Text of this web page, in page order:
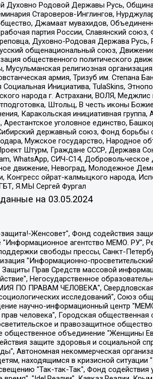
Духовно Родовой Державы Русь,
Староверов-Инглингов,
Джамаат мувахидов,
партия России, Славянский
Духовно-Родовая Держава Русь,
общенациональный союз,
общественного политического
религиозная
армия, Тризуб им. Степана
Инициатива, TulaSkins,
народа г. Астрахани, ВОЛЯ,
Штольц, В честь иконы
Каракольская инициативная
уголовное единство,
державный союз, Фонд
Мужское государство, Народное
Штурм, Граждане СССР, Держава
WhatsApp, СИЧ-С14,
движение, Невоград, Молодежное
Конгресс ойрат-калмыцкого народа,
Я.МЫ Сергей Фургал
данные на 03.05.2024
Петровна, Юридическое лицо "The Insider SIA", зарегистрированное в Риге, Латвийская Республика (дата регистрации 26.06.2015), являющееся администратором доменного имени интернет-издания "The Insider SIA", https://theins.ru, Постернак Алексей Евгеньевич, Рубин Михаил Аркадьевич, Анин Роман Александрович, Юридическое лицо Istories fonds, зарегистрированное в Латвийской Республике (регистрационный номер 50008295751, дата регистрации 24.02.2020), Великовский Дмитрий Александрович, Долинина Ирина Николаевна, Мароховская Алеся Алексеевна, Шлейнов Роман Юрьевич, Шмагун Олеся Валентиновна, Общество с ограниченной ответственностью "Альтаир 2021", Общество с ограниченной ответственностью "Вега 2021", Общество с ограниченной ответственностью "Главный редактор 2021", Общество с ограниченной ответственностью "Ромашки монолит", Важенков Артем Валерьевич, Ивановская областная общественная организация "Центр гендерных исследований", Гурман Юрий Альбертович, Медиапроект "ОВД-Инфо", Егоров Владимир Владимирович, Жилинский Владимир Александрович, Общество с ограниченной ответственностью "ЗП", Иванова София Юрьевна, Карезина Инна Павловна, Кильтау Екатерина Викторовна, Петров Алексей Викторович, Пискунов Сергей Евгеньевич, Смирнов Сергей Сергеевич, Тихонов Михаил Сергеевич, Общество с ограниченной ответственностью "ЖУРНАЛИСТ-ИНОСТРАННЫЙ АГЕНТ", Арапова Галина Юрьевна, Вольтская Татьяна Анатольевна, Американская компания "Mason G.E.S. Anonymous Foundation" (США), являющаяся владельцем интернет-издания https://mnews.world/, Компания "Stichting Bellingcat", зарегистрированная в Нидерландах (дата регистрации 11.07.2018), Захаров Андрей Вячеславович, Клепиковская Екатерина Дмитриевна, Общество с ограниченной ответственностью "МЕМО", Перл Роман Александрович, Симонов Евгений Алексеевич, Соловьева Елена Анатольевна, Сотников Даниил Владимирович, Сурначева Елизавета Дмитриевна, Автономная некоммерческая организация по защите прав человека и информированию населения "Якутия – Наше Мнение", Общество с ограниченной ответственностью "Москоу диджитал медиа", с 26.01.2023 Общество с ограниченной ответственностью "Чайка Белые сады", Ветошкина Валерия Валерьевна, Заговора Максим Александрович, Межрегиональное общественное движение "Российская ЛГБТ - сеть", Оленичев Максим Владимирович, Павлов Иван Юрьевич, Скворцова Елена Сергеевна, Общество с ограниченной ответственностью "Как бы инагент",